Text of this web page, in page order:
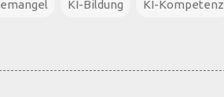
KI-Bildung KI-Kompetenz